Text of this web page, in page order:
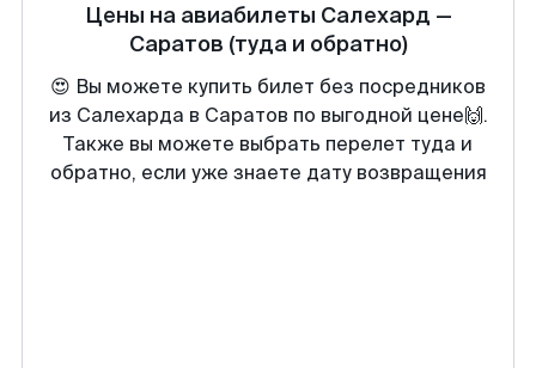
Цены на авиабилеты Салехард —
Саратов (туда и обратно)
😍 Вы можете купить билет без посредников
из Салехарда в Саратов по выгодной цене🙌.
Также вы можете выбрать перелет туда и
обратно, если уже знаете дату возвращения